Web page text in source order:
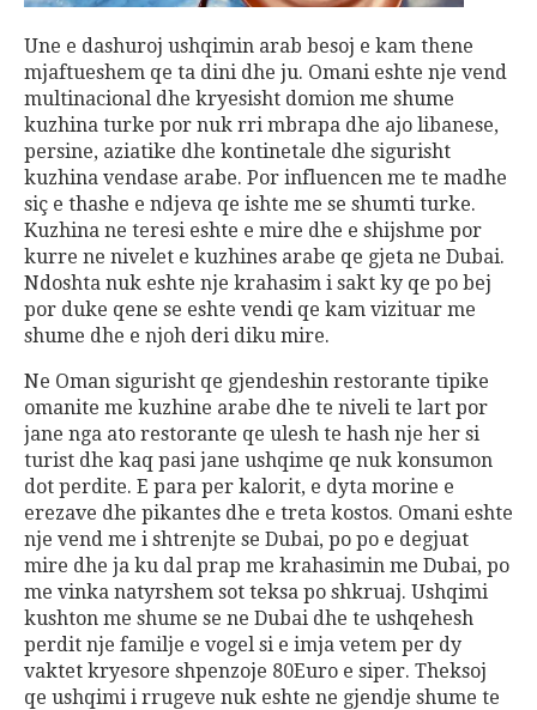
Une e dashuroj ushqimin arab besoj e kam thene
mjaftueshem qe ta dini dhe ju. Omani eshte nje vend
multinacional dhe kryesisht domion me shume
kuzhina turke por nuk rri mbrapa dhe ajo libanese,
persine, aziatike dhe kontinetale dhe sigurisht
kuzhina vendase arabe. Por influencen me te madhe
siç e thashe e ndjeva qe ishte me se shumti turke.
Kuzhina ne teresi eshte e mire dhe e shijshme por
kurre ne nivelet e kuzhines arabe qe gjeta ne Dubai.
Ndoshta nuk eshte nje krahasim i sakt ky qe po bej
por duke qene se eshte vendi qe kam vizituar me
shume dhe e njoh deri diku mire.
Ne Oman sigurisht qe gjendeshin restorante tipike
omanite me kuzhine arabe dhe te niveli te lart por
jane nga ato restorante qe ulesh te hash nje her si
turist dhe kaq pasi jane ushqime qe nuk konsumon
dot perdite. E para per kalorit, e dyta morine e
erezave dhe pikantes dhe e treta kostos. Omani eshte
nje vend me i shtrenjte se Dubai, po po e degjuat
mire dhe ja ku dal prap me krahasimin me Dubai, po
me vinka natyrshem sot teksa po shkruaj. Ushqimi
kushton me shume se ne Dubai dhe te ushqehesh
perdit nje familje e vogel si e imja vetem per dy
vaktet kryesore shpenzoje 80Euro e siper. Theksoj
qe ushqimi i rrugeve nuk eshte ne gjendje shume te